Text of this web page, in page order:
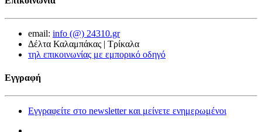
email: info (@) 24310.gr
Δέλτα Καλαμπάκας | Τρίκαλα
τηλ επικοινωνίας με εμπορικό οδηγό
Εγγραφή
Εγγραφείτε στο newsletter και μείνετε ενημερωμένοι